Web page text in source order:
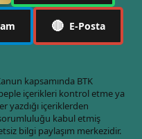
🔴 E-Posta
kapsamında BTK
içerikleri kontrol etme ya
yazdığı içeriklerden
kabul etmiş
bilgi paylaşım merkezidir.